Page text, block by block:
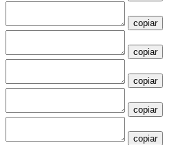
copiar
copiar
copiar
copiar
copiar